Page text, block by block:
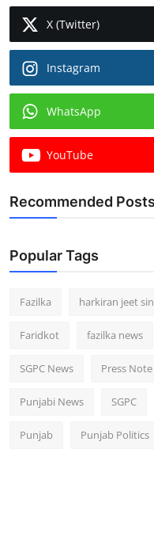
X (Twitter)
Instagram
WhatsApp
YouTube
Recommended Posts
Popular Tags
Fazilka harkiran jeet
Faridkot fazilka news
SGPC News Press Note
Punjabi News SGPC
Punjab Punjab Politics